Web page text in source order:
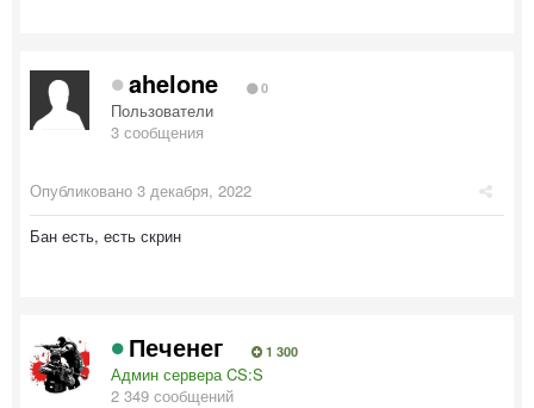
ahelone 0
Пользователи
3 сообщения
Опубликовано 3 декабря, 2022
Бан есть, есть скрин
Печенег 1 300
Админ сервера CS:S
2 349 сообщений